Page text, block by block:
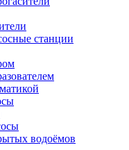
станции
водоёмов